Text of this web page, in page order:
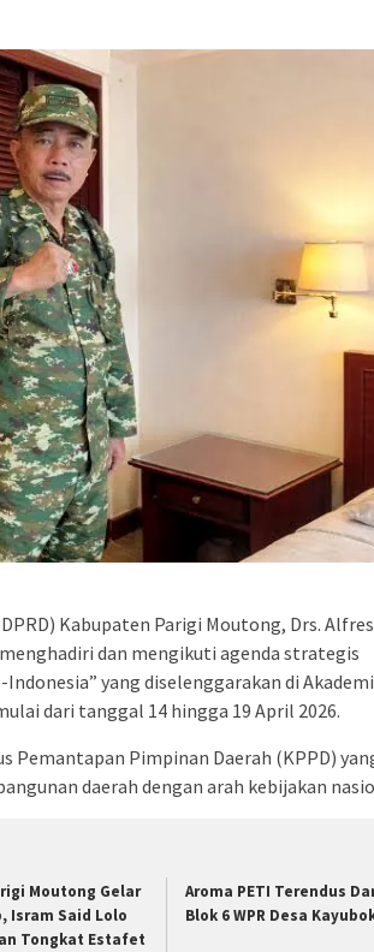
Kabupaten Parigi Moutong, Drs. Alfres
dan mengikuti agenda strategis
yang diselenggarakan di Akademi
dari tanggal 14 hingga 19 April 2026.
Pemantapan Pimpinan Daerah (KPPD)
daerah dengan arah kebijakan
Moutong Gelar
Isram Said Lolo
Tongkat Estafet
Aroma PETI Terendus
Blok 6 WPR Desa